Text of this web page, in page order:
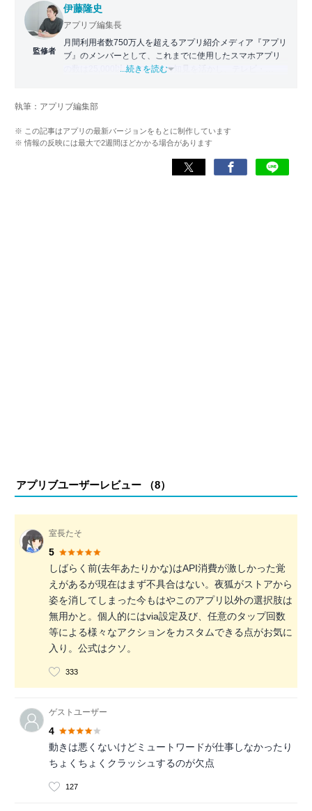
監修者
伊藤隆史
アプリブ編集長
月間利用者数750万人を超えるアプリ紹介メディア『アプリ
ブ』のメンバーとして、これまでに使用したスマホアプリ
の数は25,000以上。アプリの知見を活かし、テレビ・
化アプリの紹介）、TBS『サタプラ』（スマホライフが変
スマホアプリ）他
...続きを読む
執筆：アプリブ編集部
※ この記事はアプリの最新バージョンをもとに制作しています
※ 情報の反映には最大で2週間ほどかかる場合があります
アプリブユーザーレビュー （8）
室長たそ
5
しばらく前(去年あたりかな)はAPI消費が激しかった覚
えがあるが現在はまず不具合はない。夜狐がストアから
姿を消してしまった今もはやこのアプリ以外の選択肢は
無用かと。個人的にはvia設定及び、任意のタップ回数
等による様々なアクションをカスタムできる点がお気に
入り。公式はクソ。
333
ゲストユーザー
4
動きは悪くないけどミュートワードが仕事しなかったり
ちょくちょくクラッシュするのが欠点
127